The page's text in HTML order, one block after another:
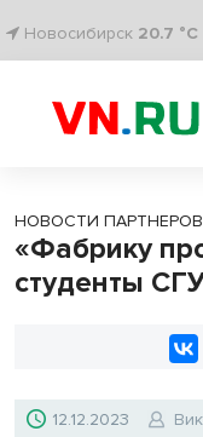
Новосибирск 20.7 °C
НОВОСТИ ПАРТНЕРОВ
«Фабрику
студенты
12.12.2023